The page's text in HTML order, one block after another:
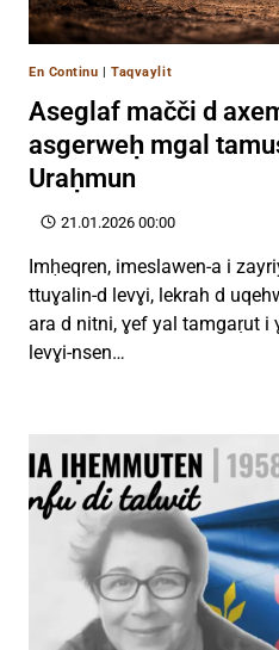
En Continu |Taqvaylit
Aseglaf mačči d
asgerweḥ mgal
Uraḥmun
21.01.2026 00:00
Imḥeqren, imeslawen-a i
ttuɣalin-d levɣi, lekrah d
ara d nitni, ɣef yal tamgaṛut i
levɣi-nsen…